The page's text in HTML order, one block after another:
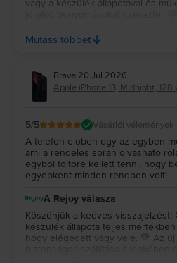
egyértelmű válasz. Figyelembe véve a
6. Támogatja a vezeték nélküli töltést az
Igen, az iPhone 13 támogatja a vezeték
telefonok régi és új modelljeihez.
Válaszd ki az igényeidnek megfelelő
készleten van! Siess, mert a jó ajánlatokat
hogy Rejoy!
persze kell egy pár hónap/ egy év
vagy a készülék állapotával és
szükséged lenne ránk, a
Mutass többet
Brave,20 Jul 2026
Apple iPhone 13, Midnight, 128
5/5 Vásárlói vélemények
A telefon eloben egy az egyben
ami a rendeles soran olvashato
egybol toltore kellett tenni, hogy
egyebkent minden rendben volt!
A Rejoy válasza
Köszönjük a kedves visszajelzést!
készülék állapota teljes
hogy elégedett vagy vele. 💚 Az